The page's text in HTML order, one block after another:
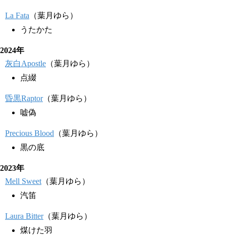
La Fata （葉月ゆら）
うたかた
2024年
灰白Apostle （葉月ゆら）
点綴
昏黒Raptor（葉月ゆら）
嘘偽
Precious Blood （葉月ゆら）
黒の底
2023年
Mell Sweet （葉月ゆら）
汽笛
Laura Bitter（葉月ゆら）
煤けた羽